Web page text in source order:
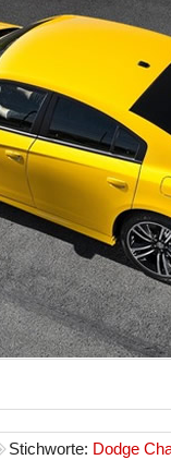
Stichworte: Dodge